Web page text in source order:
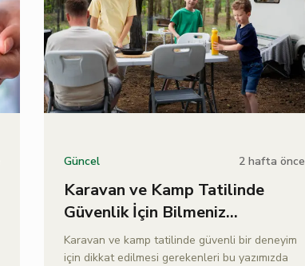
Güncel 2 hafta önce
Karavan ve Kamp Tatilinde
Güvenlik İçin Bilmeniz
Gerekenler
Karavan ve kamp tatilinde güvenli bir deneyim
için dikkat edilmesi gerekenleri bu yazımızda